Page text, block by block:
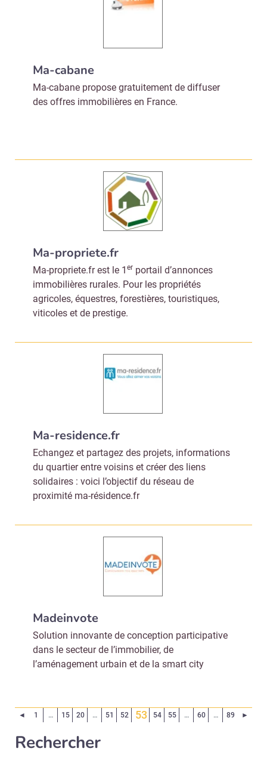
Ma-cabane
Ma-cabane propose gratuitement de diffuser
des offres immobilières en France.
Ma-propriete.fr
Ma-propriete.fr est le 1 er portail d’annonces
immobilières rurales. Pour les propriétés
agricoles, équestres, forestières, touristiques,
viticoles et de prestige.
Ma-residence.fr
Echangez et partagez des projets, informations
du quartier entre voisins et créer des liens
solidaires : voici l’objectif du réseau de
proximité ma-résidence.fr
Madeinvote
Solution innovante de conception participative
dans le secteur de l’immobilier, de
l’aménagement urbain et de la smart city
◄ Page précédente
1 … 15 20 … 51 52
53
54 55 … 60 … 89 ►
Rechercher
Non merci, je reçois déjà
tard